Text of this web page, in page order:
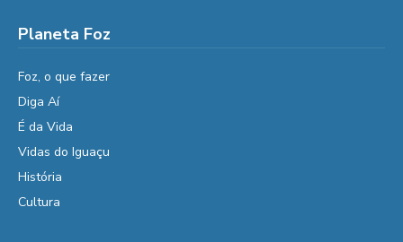
Planeta Foz
Foz, o que fazer
Diga Aí
É da Vida
Vidas do Iguaçu
História
Cultura